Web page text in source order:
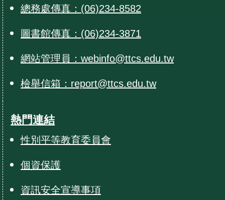
總務處傳真：(06)234-8582
圖書館傳真：(06)234-3871
網站管理員：webinfo@ttcs.edu.tw
檢舉信箱：report@ttcs.edu.tw
熱門連結
性別平等教育委員會
個資保護
資訊安全宣導事項